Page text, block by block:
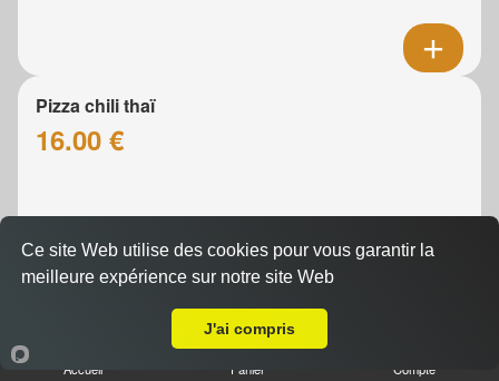
Pizza chili thaï
16.00 €
rôti, poivrons
Accueil Panier Compte
Ce site Web utilise des cookies pour vous garantir la
meilleure expérience sur notre site Web
J'ai compris